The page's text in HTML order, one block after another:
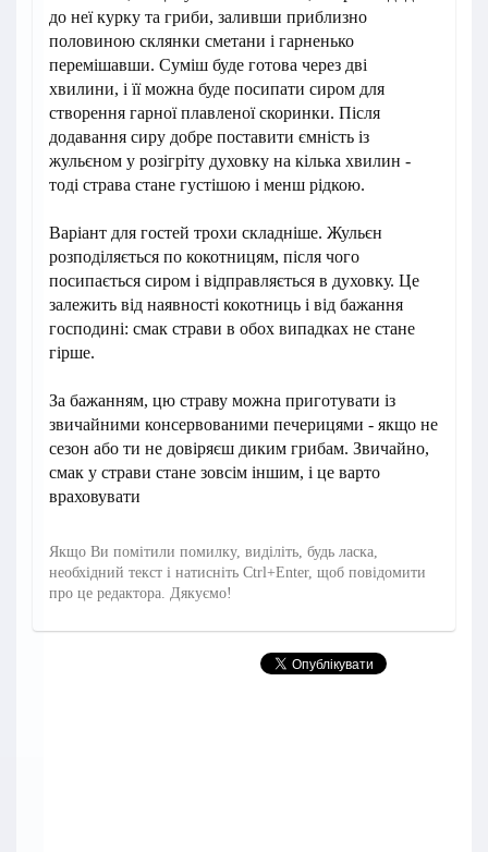
до неї курку та гриби, заливши приблизно
половиною склянки сметани і гарненько
перемішавши. Суміш буде готова через дві
хвилини, і її можна буде посипати сиром для
створення гарної плавленої скоринки. Після
додавання сиру добре поставити ємність із
жульєном у розігріту духовку на кілька хвилин -
тоді страва стане густішою і менш рідкою.
Варіант для гостей трохи складніше. Жульєн
розподіляється по кокотницям, після чого
посипається сиром і відправляється в духовку. Це
залежить від наявності кокотниць і від бажання
господині: смак страви в обох випадках не стане
гірше.
За бажанням, цю страву можна приготувати із
звичайними консервованими печерицями - якщо не
сезон або ти не довіряєш диким грибам. Звичайно,
смак у страви стане зовсім іншим, і це варто
враховувати
Якщо Ви помітили помилку, виділіть, будь ласка,
необхідний текст і натисніть Ctrl+Enter, щоб повідомити
про це редактора. Дякуємо!